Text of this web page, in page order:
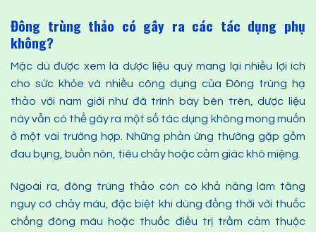
Đông trùng thảo có gây ra các tác dụng phụ
không?
Mặc dù được xem là dược liệu quý mang lại nhiều lợi ích
cho sức khỏe và nhiều công dụng của Đông trùng hạ
thảo với nam giới như đã trình bày bên trên, dược liệu
này vẫn có thể gây ra một số tác dụng không mong muốn
ở một vài trường hợp. Những phản ứng thường gặp gồm
đau bụng, buồn nôn, tiêu chảy hoặc cảm giác khô miệng.
Ngoài ra, đông trùng thảo còn có khả năng làm tăng
nguy cơ chảy máu, đặc biệt khi dùng đồng thời với thuốc
chống đông máu hoặc thuốc điều trị trầm cảm thuộc